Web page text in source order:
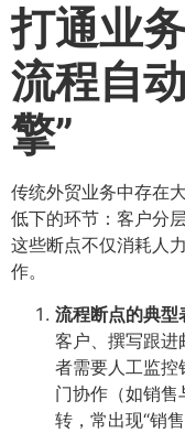
打通业
流程自
擎”​
传统外贸业务中存在
低下的环节：客户分
这些断点不仅消耗人
作。
流程断点的典型
客户、撰写跟进
者需要人工监控
门协作（如销
转，常出现“销